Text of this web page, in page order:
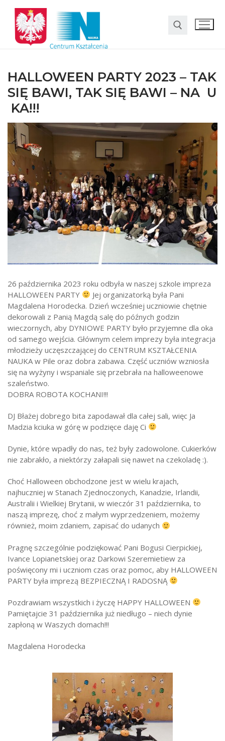
O nas
Oferta
LO SMS Talent
Strefa rodzica
Strefa ucznia
Oferty pracy dla pracowników
Zadania realizowane z budżetu państwa
HALLOWEEN PARTY 2023 – TAK
SIĘ BAWI, TAK SIĘ BAWI – NA U
KA!!!
26 października 2023 roku odbyła w naszej szkole impreza
HALLOWEEN PARTY
Jej organizatorką była Pani
Magdalena Horodecka. Dzień wcześniej uczniowie chętnie
dekorowali z Panią Magdą salę do późnych godzin
wieczornych, aby DYNIOWE PARTY było przyjemne dla oka
od samego wejścia. Głównym celem imprezy była integracja
młodzieży uczęszczającej do CENTRUM KSZTAŁCENIA
NAUKA w Pile oraz dobra zabawa. Część uczniów wzniosła
się na wyżyny i wspaniale się przebrała na halloweenowe
szaleństwo.
DOBRA ROBOTA KOCHANI!!!
DJ Błażej dobrego bita zapodawał dla całej sali, więc Ja
Madzia kciuka w górę w podzięce daję Ci
Dynie, które wpadły do nas, też były zadowolone. Cukierków
nie zabrakło, a niektórzy załapali się nawet na czekoladę :).
Choć Halloween obchodzone jest w wielu krajach,
najhuczniej w Stanach Zjednoczonych, Kanadzie, Irlandii,
Australii i Wielkiej Brytanii, w wieczór 31 października, to
naszą imprezę, choć z małym wyprzedzeniem, możemy
również, moim zdaniem, zapisać do udanych
Pragnę szczególnie podziękować Pani Bogusi Cierpickiej,
Ivance Lopianetskiej oraz Darkowi Szeremietiew za
poświęcony mi i uczniom czas oraz pomoc, aby HALLOWEEN
PARTY była imprezą BEZPIECZNĄ I RADOSNĄ
Pozdrawiam wszystkich i życzę HAPPY HALLOWEEN
Pamiętajcie 31 października już niedługo – niech dynie
zapłoną w Waszych domach!!!
Magdalena Horodecka